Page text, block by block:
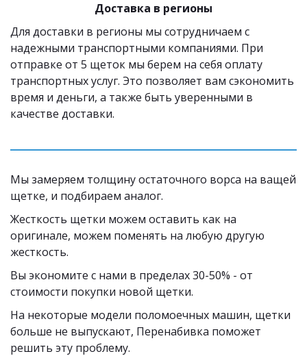
Доставка в регионы
Для доставки в регионы мы сотрудничаем с
надежными транспортными компаниями. При
отправке от 5 щеток мы берем на себя оплату
транспортных услуг. Это позволяет вам сэкономить
время и деньги, а также быть уверенными в
качестве доставки.
Мы замеряем толщину остаточного ворса на ващей
щетке, и подбираем аналог.
Жесткость щетки можем оставить как на
оригинале, можем поменять на любую другую
жесткость.
Вы экономите с нами в пределах 30-50% - от
стоимости покупки новой щетки.
На некоторые модели поломоечных машин, щетки
больше не выпускают, Перенабивка поможет
решить эту проблему.